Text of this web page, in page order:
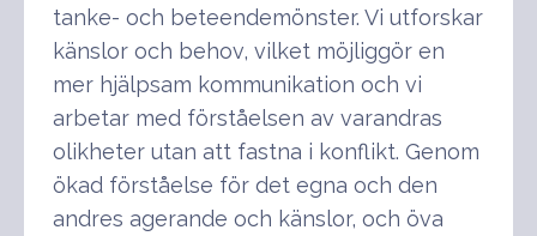
tanke- och beteendemönster. Vi utforskar
känslor och behov, vilket möjliggör en
mer hjälpsam kommunikation och vi
arbetar med förståelsen av varandras
olikheter utan att fastna i konflikt. Genom
ökad förståelse för det egna och den
andres agerande och känslor, och öva